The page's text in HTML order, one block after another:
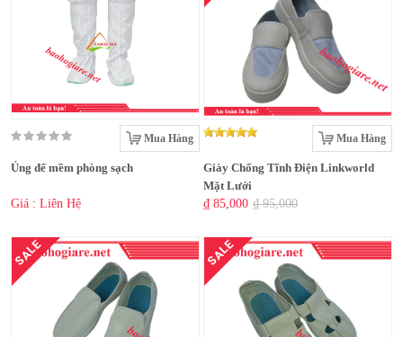
Mua Hàng
Ủng đế mềm phòng sạch
Giá : Liên Hệ
Mua Hàng
Giày Chống Tĩnh Điện Linkworld
Mặt Lưới
₫ 85,000 ₫ 95,000
SALE SALE